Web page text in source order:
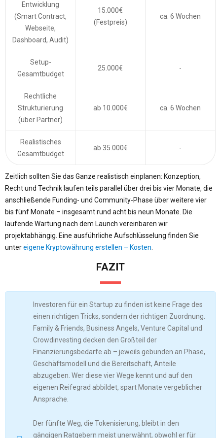
Entwicklung
(Smart Contract,
Webseite,
Dashboard, Audit)
15.000€
(Festpreis)
ca. 6 Wochen
Setup-
Gesamtbudget
25.000€ -
Rechtliche
Strukturierung
(über Partner)
ab 10.000€ ca. 6 Wochen
Realistisches
Gesamtbudget
ab 35.000€ -
Zeitlich sollten Sie das Ganze realistisch einplanen: Konzeption,
Recht und Technik laufen teils parallel über drei bis vier Monate, die
anschließende Funding- und Community-Phase über weitere vier
bis fünf Monate – insgesamt rund acht bis neun Monate. Die
laufende Wartung nach dem Launch vereinbaren wir
projektabhängig. Eine ausführliche Aufschlüsselung finden Sie
untereigene Kryptowährung erstellen – Kosten
FAZIT
Investoren für ein Startup zu finden ist keine Frage des
einen richtigen Tricks, sondern der richtigen Zuordnung.
Family & Friends, Business Angels, Venture Capital und
Crowdinvesting decken den Großteil der
Finanzierungsbedarfe ab – jeweils gebunden an Phase,
Geschäftsmodell und die Bereitschaft, Anteile
abzugeben. Wer diese vier Wege kennt und auf den
eigenen Reifegrad abbildet, spart Monate vergeblicher
Ansprache.
Der fünfte Weg, die Tokenisierung, bleibt in den
gängigen Ratgebern meist unerwähnt, obwohl er für